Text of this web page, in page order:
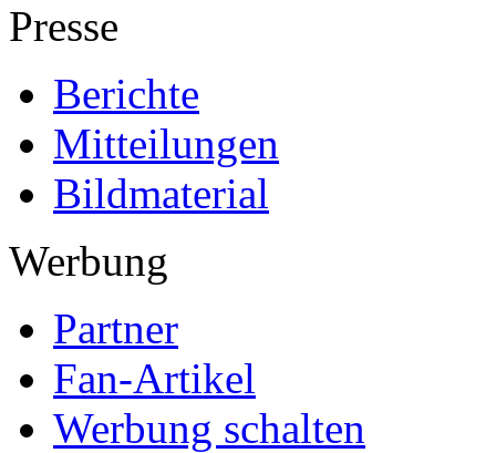
Presse
Berichte
Mitteilungen
Bildmaterial
Werbung
Partner
Fan-Artikel
Werbung schalten